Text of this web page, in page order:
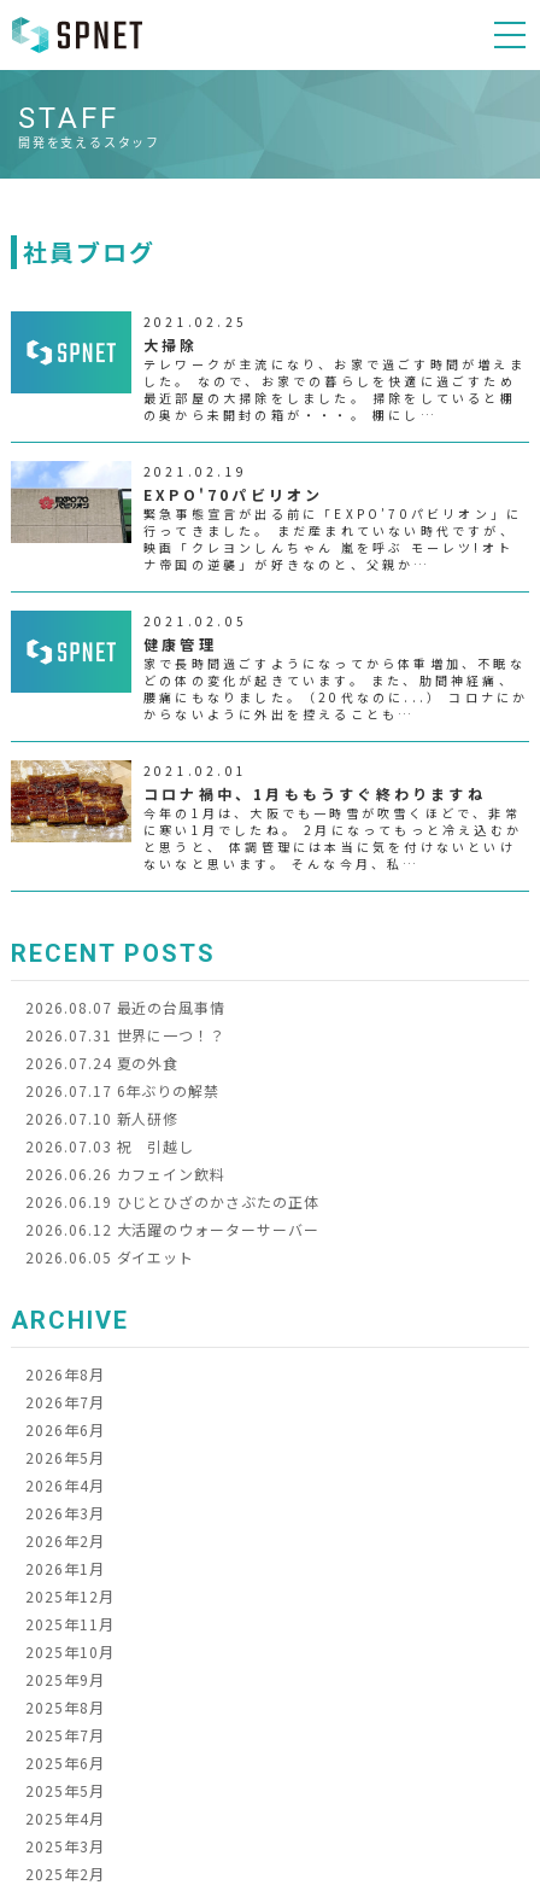
STAFF
開発を支えるスタッフ
社員ブログ
2021.02.25
大掃除
テレワークが主流になり、お家で過ごす時間が増えま
した。 なので、お家での暮らしを快適に過ごすため
最近部屋の大掃除をしました。 掃除をしていると棚
の奥から未開封の箱が・・・。 棚にし…
2021.02.19
EXPO'70パビリオン
緊急事態宣言が出る前に「EXPO’70パビリオン」に
行ってきました。 まだ産まれていない時代ですが、
映画「クレヨンしんちゃん 嵐を呼ぶ モーレツ!オト
ナ帝国の逆襲」が好きなのと、父親か…
2021.02.05
健康管理
家で長時間過ごすようになってから体重増加、不眠な
どの体の変化が起きています。 また、肋間神経痛、
腰痛にもなりました。（20代なのに...） コロナにか
からないように外出を控えることも…
2021.02.01
コロナ禍中、1月ももうすぐ終わりますね
今年の1月は、大阪でも一時雪が吹雪くほどで、非常
に寒い1月でしたね。 2月になってもっと冷え込むか
と思うと、 体調管理には本当に気を付けないといけ
ないなと思います。 そんな今月、私…
RECENT POSTS
2026.08.07 最近の台風事情
2026.07.31 世界に一つ！？
2026.07.24 夏の外食
2026.07.17 6年ぶりの解禁
2026.07.10 新人研修
2026.07.03 祝 引越し
2026.06.26 カフェイン飲料
2026.06.19 ひじとひざのかさぶたの正体
2026.06.12 大活躍のウォーターサーバー
2026.06.05 ダイエット
ARCHIVE
2026年8月
2026年7月
2026年6月
2026年5月
2026年4月
2026年3月
2026年2月
2026年1月
2025年12月
2025年11月
2025年10月
2025年9月
2025年8月
2025年7月
2025年6月
2025年5月
2025年4月
2025年3月
2025年2月